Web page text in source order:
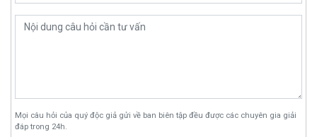
Mọi câu hỏi của quý độc giả gửi về ban biên tập đều được các chuyên gia giải
đáp trong 24h.